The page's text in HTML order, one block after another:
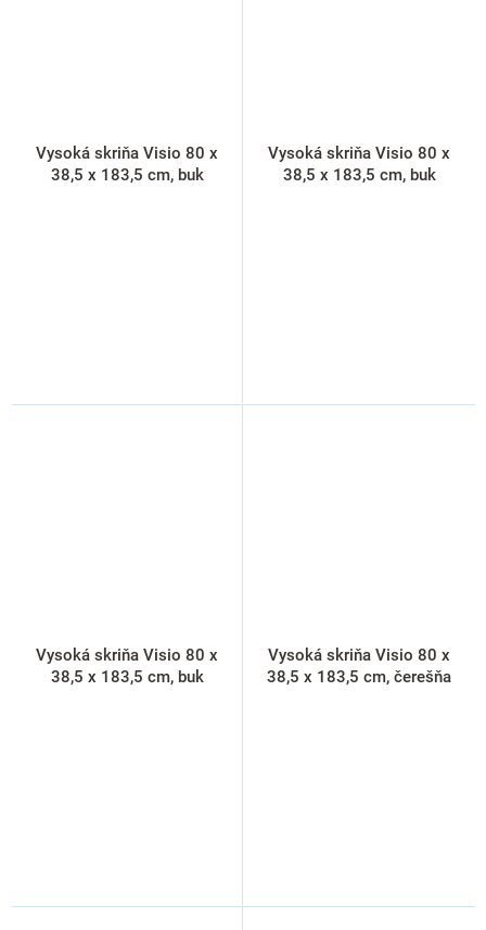
Vysoká skriňa Visio 80 x
38,5 x 183,5 cm, buk
Vysoká skriňa Visio 80 x
38,5 x 183,5 cm, buk
Vysoká skriňa Visio 80 x
38,5 x 183,5 cm, buk
Vysoká skriňa Visio 80 x
38,5 x 183,5 cm, čerešňa